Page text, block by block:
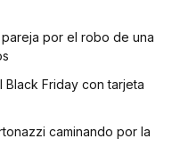
por el robo de una
Friday con tarjeta
caminando por la